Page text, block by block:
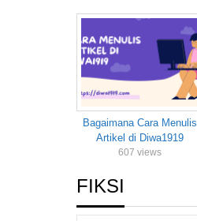
Bagaimana Cara Menulis
Artikel di Diwa1919
607 views
FIKSI